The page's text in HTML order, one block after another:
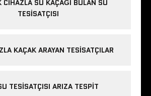
CIHAZLA SU KAÇAĞI BULAN SU
TESISATÇISI
KAÇAK ARAYAN TESISATÇILAR
TESISATÇISI ARIZA TESPIT